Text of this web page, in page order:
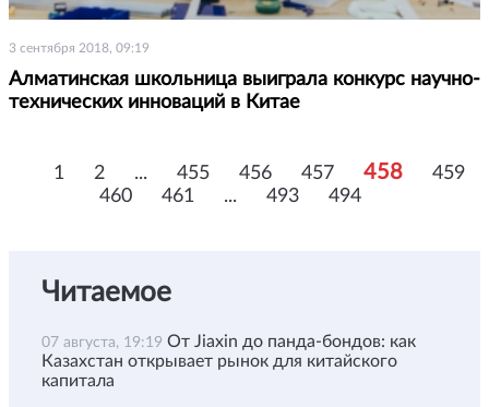
3 сентября 2018, 09:19
Алматинская школьница выиграла конкурс научно-
технических инноваций в Китае
1 2 ... 455 456 457 458
459
460
461 ... 493 494
Читаемое
07 августа, 19:19 От Jiaxin до панда-бондов: как
Казахстан открывает рынок для китайского
капитала